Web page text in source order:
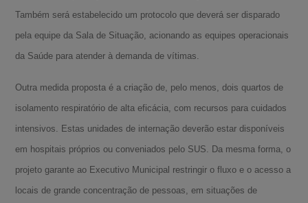
Também será estabelecido um protocolo que deverá ser disparado
pela equipe da Sala de Situação, acionando as equipes operacionais
da Saúde para atender à demanda de vítimas.
Outra medida proposta é a criação de, pelo menos, dois quartos de
isolamento respiratório de alta eficácia, com recursos para cuidados
intensivos. Estas unidades de internação deverão estar disponíveis
em hospitais próprios ou conveniados pelo SUS. Da mesma forma, o
projeto garante ao Executivo Municipal restringir o fluxo e o acesso a
locais de grande concentração de pessoas, em situações de